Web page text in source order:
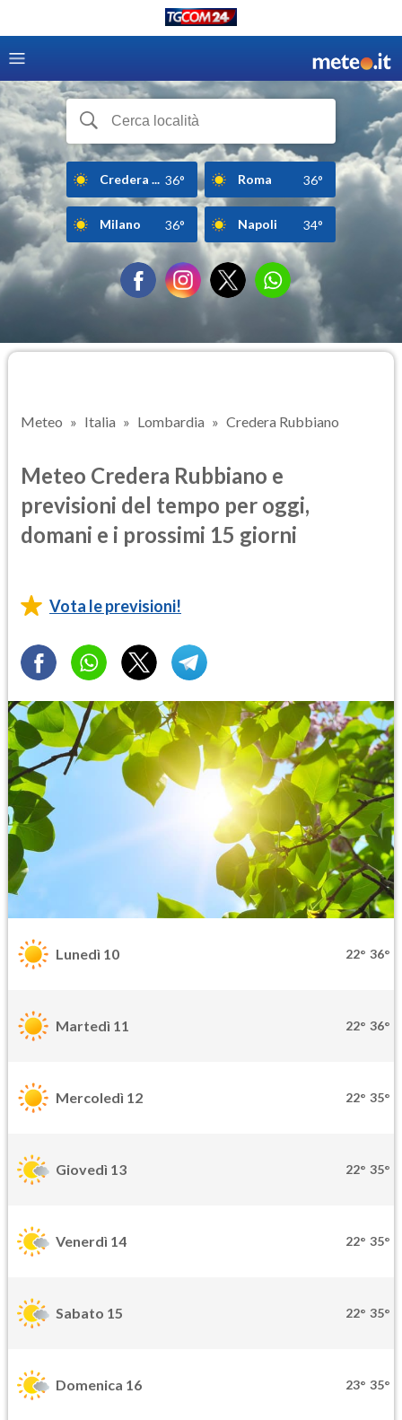
Credera ... 36° Roma 36°
Milano 36° Napoli 34°
Meteo Italia Lombardia Credera Rubbiano
Meteo Credera Rubbiano e
previsioni del tempo per oggi,
domani e i prossimi 15 giorni
Vota le previsioni!
Lunedì 10 22° 36°
Martedì 11 22° 36°
Mercoledì 12 22° 35°
Giovedì 13 22° 35°
Venerdì 14 22° 35°
Sabato 15 22° 35°
Domenica 16 23° 35°